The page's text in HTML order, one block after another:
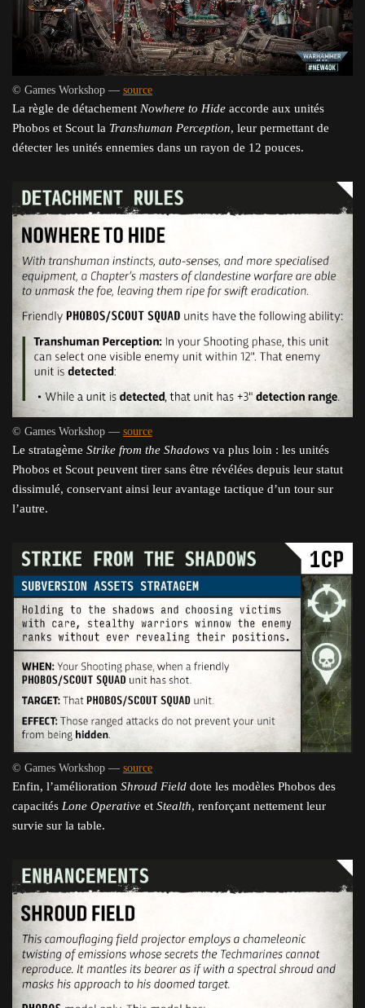
© Games Workshop — source
La règle de détachement Nowhere to Hide accorde aux unités
Phobos et Scout la Transhuman Perception, leur permettant de
détecter les unités ennemies dans un rayon de 12 pouces.
© Games Workshop — source
Le stratagème Strike from the Shadows va plus loin : les unités
Phobos et Scout peuvent tirer sans être révélées depuis leur statut
dissimulé, conservant ainsi leur avantage tactique d’un tour sur
l’autre.
© Games Workshop — source
Enfin, l’amélioration Shroud Field dote les modèles Phobos des
capacités Lone Operative et Stealth, renforçant nettement leur
survie sur la table.